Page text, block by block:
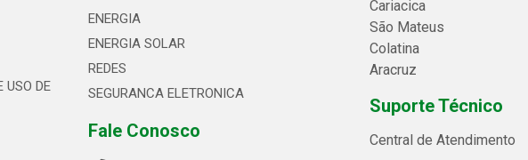
USO DE
ENERGIA
ENERGIA SOLAR
REDES
SEGURANCA ELETRONICA
Fale Conosco
Cariacica
São Mateus
Colatina
Aracruz
Suporte Técnico
Central de Atendimento